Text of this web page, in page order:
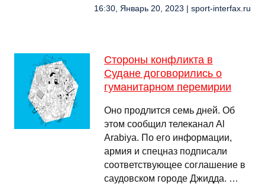
16:30, Январь 20, 2023 | sport-interfax.ru
Стороны конфликта в
Судане договорились о
гуманитарном перемирии
Оно продлится семь дней. Об
этом сообщил телеканал Al
Arabiya. По его информации,
армия и спецназ подписали
соответствующее соглашение в
саудовском городе Джидда. …